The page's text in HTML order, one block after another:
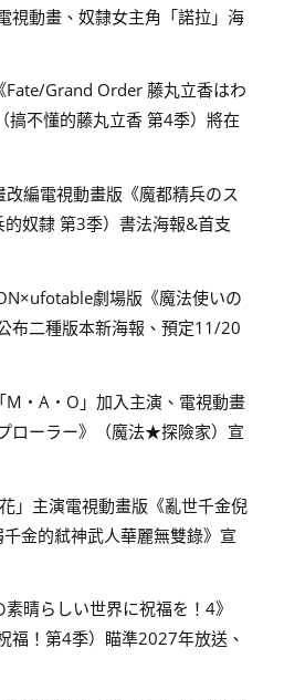
視動畫、奴隸女主角「諾拉」海
Grand Order 藤丸立香はわ
搞不懂的藤丸立香 第4季）將在
編電視動畫版《魔都精兵のス
的奴隸 第3季）書法海報&首支
劇場版《魔法使いの
布二種版本新海報、預定11/20
・A・O」加入主演、電視動畫
ローラー》（魔法★探險家）宣
」主演電視動畫版《亂世千金倪
千金的弒神武人華麗無雙錄》宣
晴らしい世界に祝福を！4》
福！第4季）瞄準2027年放送、